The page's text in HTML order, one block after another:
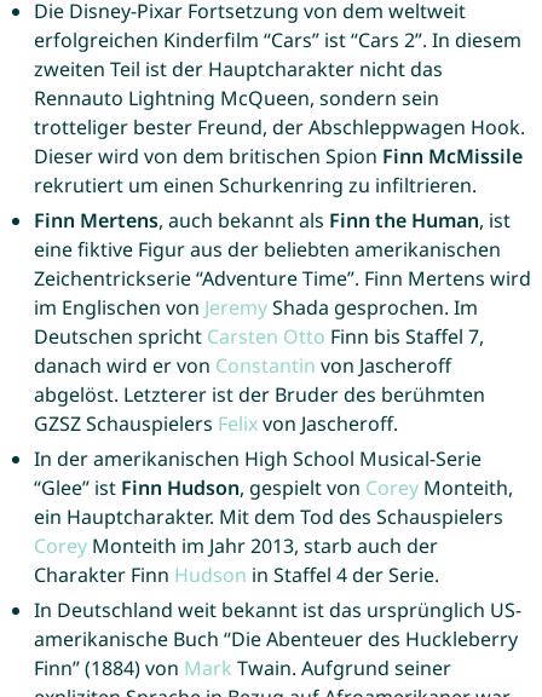
Die Disney-Pixar Fortsetzung von dem weltweit
erfolgreichen Kinderfilm “Cars” ist “Cars 2”. In diesem
zweiten Teil ist der Hauptcharakter nicht das
Rennauto Lightning McQueen, sondern sein
trotteliger bester Freund, der Abschleppwagen Hook.
Dieser wird von dem britischen Spion Finn McMissile
rekrutiert um einen Schurkenring zu infiltrieren.
Finn Mertens, auch bekannt als Finn the Human, ist
eine fiktive Figur aus der beliebten amerikanischen
Zeichentrickserie “Adventure Time”. Finn Mertens wird
im Englischen von JeremyShada gesprochen. Im
Deutschen spricht Carsten Otto Finn bis Staffel 7,
danach wird er von Constantin von Jascheroff
abgelöst. Letzterer ist der Bruder des berühmten
GZSZ Schauspielers Felixvon Jascheroff.
In der amerikanischen High School Musical-Serie
“Glee” ist Finn Hudson, gespielt von CoreyMonteith,
ein Hauptcharakter. Mit dem Tod des Schauspielers
CoreyMonteith im Jahr 2013, starb auch der
Charakter Finn Hudson in Staffel 4 der Serie.
In Deutschland weit bekannt ist das ursprünglich US-
amerikanische Buch “Die Abenteuer des Huckleberry
Finn” (1884) von Mark Twain. Aufgrund seiner